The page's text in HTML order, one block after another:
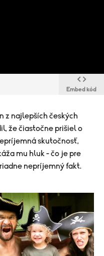
Embed kód
z najlepších českých
že čiastočne prišiel o
skutočnosť,
mu hluk - čo je pre
nepríjemný fakt.